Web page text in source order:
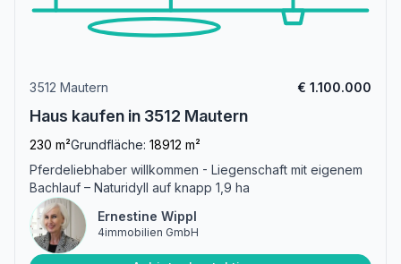
3512 Mautern € 1.100.000
Haus kaufen in 3512 Mautern
230 m²Grundfläche: 18912 m²
Pferdeliebhaber willkommen - Liegenschaft mit eigenem
Bachlauf – Naturidyll auf knapp 1,9 ha
Ernestine Wippl
4immobilien GmbH